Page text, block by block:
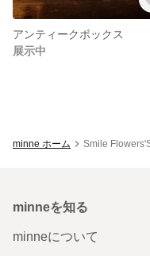
アンティークボックス
展示中
minne ホーム Smile
minneを知る
minneについて